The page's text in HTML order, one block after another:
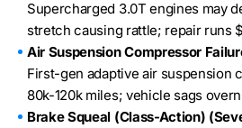
Supercharged 3.0T engines may
stretch causing rattle; repair runs
Air Suspension Compressor
First-gen adaptive air suspension
80k-120k miles; vehicle sags
Brake Squeal (Class-Action)